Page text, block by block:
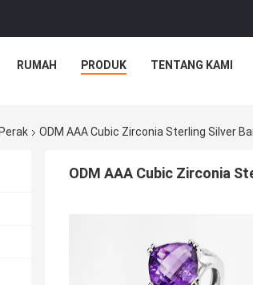
RUMAH PRODUK TENTANG KAMI
ODM AAA Cubic Zirconia Sterling Silver
ODM AAA Cubic Zirconia